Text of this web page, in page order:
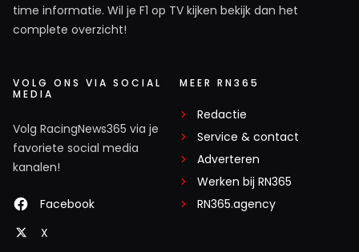
time informatie. Wil je F1 op TV kijken bekijk dan het
complete overzicht!
VOLG ONS VIA SOCIAL
MEDIA
Volg RacingNews365 via je
favoriete social media
kanalen!
Facebook
X
MEER RN365
Redactie
Service & contact
Adverteren
Werken bij RN365
RN365.agency